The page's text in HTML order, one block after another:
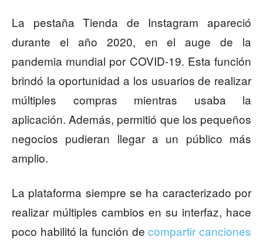
La pestaña Tienda de Instagram apareció
durante el año 2020, en el auge de la
pandemia mundial por COVID-19. Esta función
brindó la oportunidad a los usuarios de realizar
múltiples compras mientras usaba la
aplicación. Además, permitió que los pequeños
negocios pudieran llegar a un público más
amplio.
La plataforma siempre se ha caracterizado por
realizar múltiples cambios en su interfaz, hace
poco habilitó la función decompartir canciones